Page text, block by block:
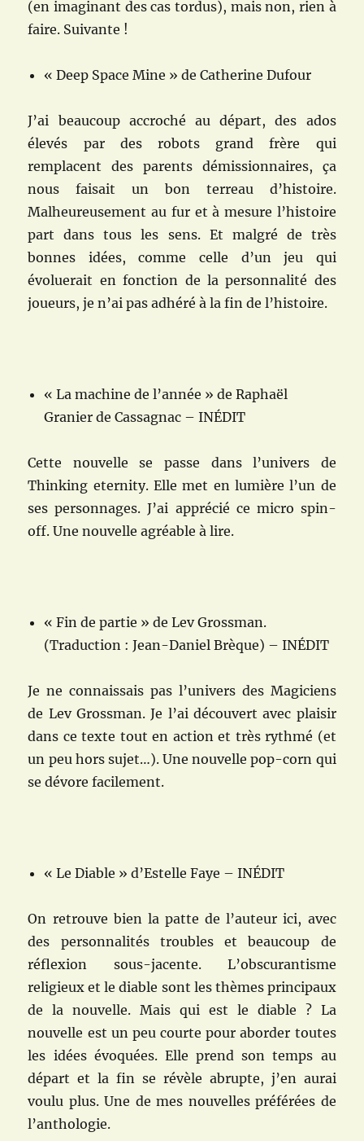
(en imaginant des cas tordus), mais non, rien à
faire. Suivante !
« Deep Space Mine » de Catherine Dufour
J’ai beaucoup accroché au départ, des ados
élevés par des robots grand frère qui
remplacent des parents démissionnaires, ça
nous faisait un bon terreau d’histoire.
Malheureusement au fur et à mesure l’histoire
part dans tous les sens. Et malgré de très
bonnes idées, comme celle d’un jeu qui
évoluerait en fonction de la personnalité des
joueurs, je n’ai pas adhéré à la fin de l’histoire.
« La machine de l’année » de Raphaël
Granier de Cassagnac – INÉDIT
Cette nouvelle se passe dans l’univers de
Thinking eternity. Elle met en lumière l’un de
ses personnages. J’ai apprécié ce micro spin-
off. Une nouvelle agréable à lire.
« Fin de partie » de Lev Grossman.
(Traduction : Jean-Daniel Brèque) – INÉDIT
Je ne connaissais pas l’univers des Magiciens
de Lev Grossman. Je l’ai découvert avec plaisir
dans ce texte tout en action et très rythmé (et
un peu hors sujet…). Une nouvelle pop-corn qui
se dévore facilement.
« Le Diable » d’Estelle Faye – INÉDIT
On retrouve bien la patte de l’auteur ici, avec
des personnalités troubles et beaucoup de
réflexion sous-jacente. L’obscurantisme
religieux et le diable sont les thèmes principaux
de la nouvelle. Mais qui est le diable ? La
nouvelle est un peu courte pour aborder toutes
les idées évoquées. Elle prend son temps au
départ et la fin se révèle abrupte, j’en aurai
voulu plus. Une de mes nouvelles préférées de
l’anthologie.